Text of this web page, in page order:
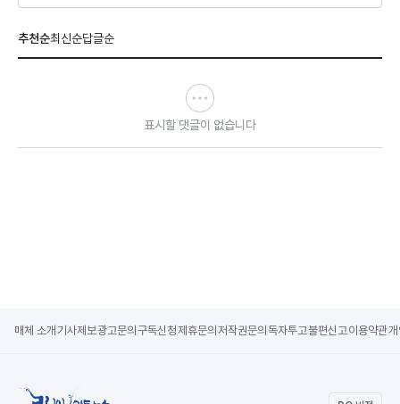
추천순최신순답글순
표시할 댓글이 없습니다
매체 소개 기사제보광고문의 구독신청제휴문의 저작권문의 독자투고불편신고이용약관